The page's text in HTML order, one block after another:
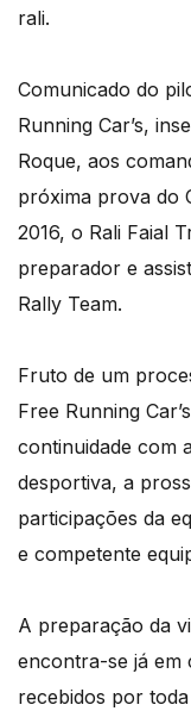
rali.
Comunicado do
Running Car’s,
Roque, aos
próxima prova do
2016, o Rali Faial
preparador e
Rally Team.
Fruto de um
Free Running
continuidade com
desportiva, a
participações da
e competente
A preparação da
encontra-se já em
recebidos por